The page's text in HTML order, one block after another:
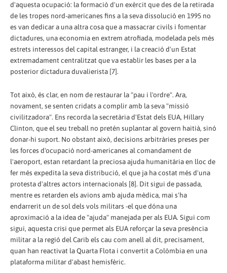
d'aquesta ocupació: la formació d'un exèrcit que des de la retirada
de les tropes nord-americanes fins a la seva dissolució en 1995 no
es van dedicar a una altra cosa que a massacrar civils i fomentar
dictadures, una economia en extrem atrofiada, modelada pels més
estrets interessos del capital estranger, i la creació d'un Estat
extremadament centralitzat que va establir les bases per a la
posterior dictadura duvalierista [7].
Tot això, és clar, en nom de restaurar la "pau i l'ordre". Ara,
novament, se senten cridats a complir amb la seva "missió
civilitzadora". Ens recorda la secretària d'Estat dels EUA, Hillary
Clinton, que el seu treball no pretén suplantar al govern haitià, sinó
donar-hi suport. No obstant això, decisions arbitràries preses per
les forces d'ocupació nord-americanes al comandament de
l'aeroport, estan retardant la preciosa ajuda humanitària en lloc de
fer més expedita la seva distribució, el que ja ha costat més d'una
protesta d'altres actors internacionals [8]. Dit sigui de passada,
mentre es retarden els avions amb ajuda mèdica, mai s'ha
endarrerit un de sol dels vols militars -el que dóna una
aproximació a la idea de "ajuda" manejada per als EUA. Sigui com
sigui, aquesta crisi que permet als EUA reforçar la seva presència
militar a la regió del Carib els cau com anell al dit, precisament,
quan han reactivat la Quarta Flota i convertit a Colòmbia en una
plataforma militar d'abast hemisfèric.